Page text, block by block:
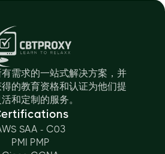
需求的一站式解决方案，并
的教育资格和认证为他们提
和定制的服务。
SAA - C03
PMI PMP